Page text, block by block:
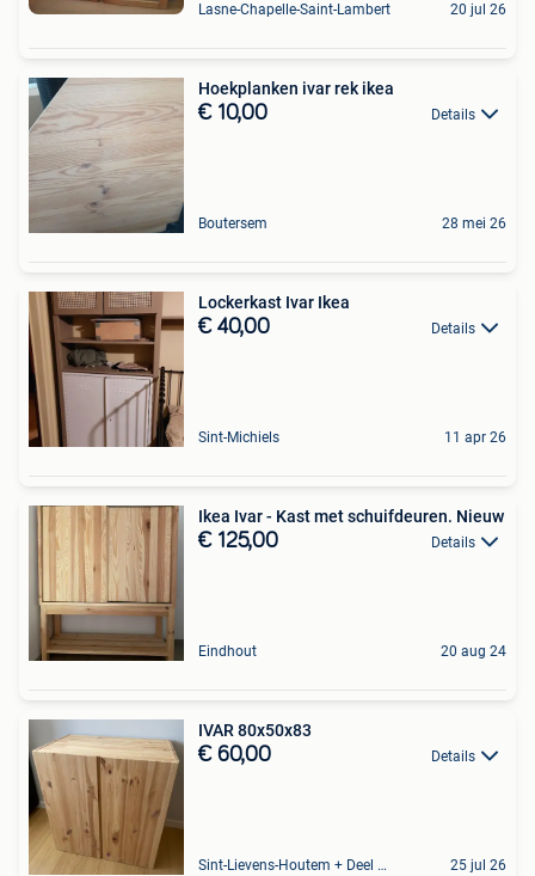
Lasne-Chapelle-Saint-Lambert 20 jul 26
Hoekplanken ivar rek ikea
€ 10,00 Details
Boutersem 28 mei 26
Lockerkast Ivar Ikea
€ 40,00 Details
Sint-Michiels 11 apr 26
Ikea Ivar - Kast met schuifdeuren. Nieuw
€ 125,00 Details
Eindhout 20 aug 24
IVAR 80x50x83
€ 60,00 Details
Sint-Lievens-Houtem + Deel Oombergen 25 jul 26